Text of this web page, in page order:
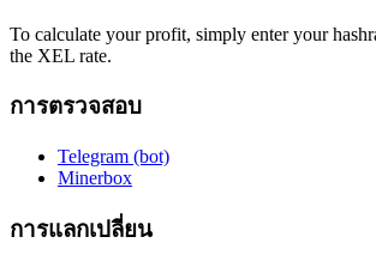
To calculate your profit, simply enter your
the XEL rate.
การตรวจสอบ
Telegram (bot)
Minerbox
การแลกเปลี่ยน